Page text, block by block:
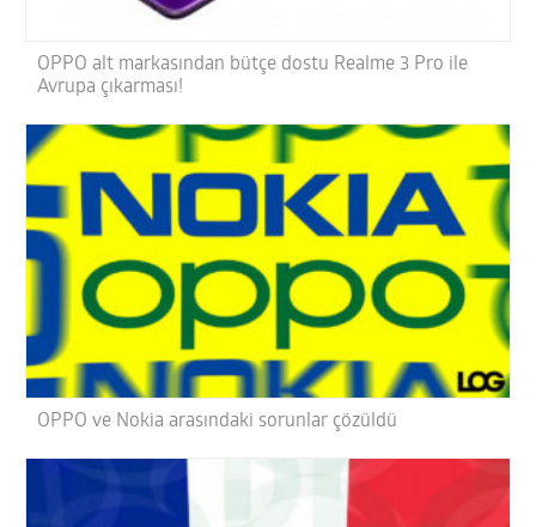
OPPO alt markasından bütçe dostu Realme 3 Pro ile
Avrupa çıkarması!
OPPO ve Nokia arasındaki sorunlar çözüldü